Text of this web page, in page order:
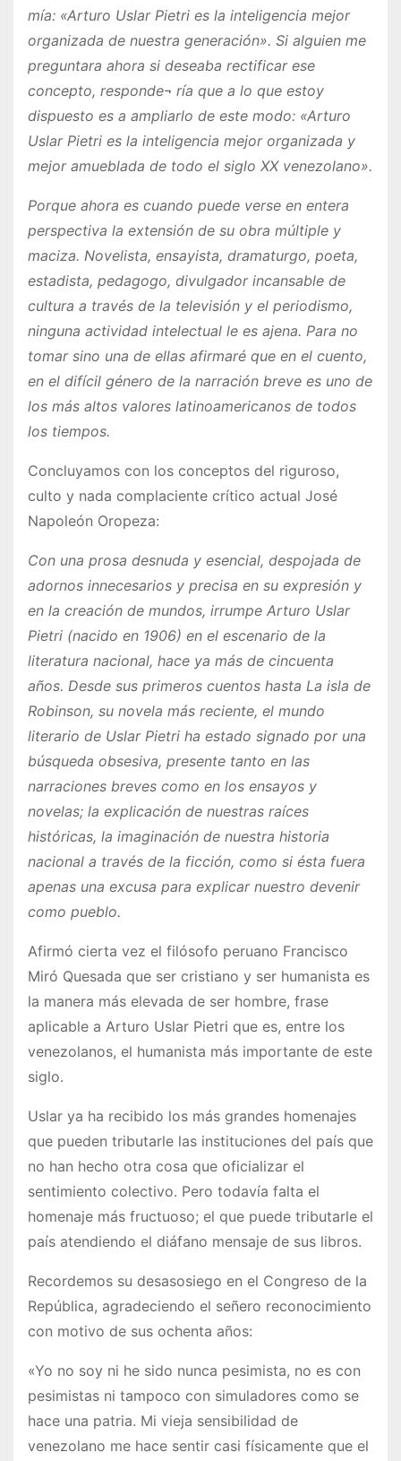
mía: «Arturo Uslar Pietri es la inteligencia mejor
organizada de nuestra generación». Si alguien me
preguntara ahora si deseaba rectificar ese
concepto, responde¬ ría que a lo que estoy
dispuesto es a ampliarlo de este modo: «Arturo
Uslar Pietri es la inteligencia mejor organizada y
mejor amueblada de todo el siglo XX venezolano».
Porque ahora es cuando puede verse en entera
perspectiva la extensión de su obra múltiple y
maciza. Novelista, ensayista, dramaturgo, poeta,
estadista, pedagogo, divulgador incansable de
cultura a través de la televisión y el periodismo,
ninguna actividad intelectual le es ajena. Para no
tomar sino una de ellas afirmaré que en el cuento,
en el difícil género de la narración breve es uno de
los más altos valores latinoamericanos de todos
los tiempos.
Concluyamos con los conceptos del riguroso,
culto y nada complaciente crítico actual José
Napoleón Oropeza:
Con una prosa desnuda y esencial, despojada de
adornos innecesarios y precisa en su expresión y
en la creación de mundos, irrumpe Arturo Uslar
Pietri (nacido en 1906) en el escenario de la
literatura nacional, hace ya más de cincuenta
años. Desde sus primeros cuentos hasta La isla de
Robinson, su novela más reciente, el mundo
literario de Uslar Pietri ha estado signado por una
búsqueda obsesiva, presente tanto en las
narraciones breves como en los ensayos y
novelas; la explicación de nuestras raíces
históricas, la imaginación de nuestra historia
nacional a través de la ficción, como si ésta fuera
apenas una excusa para explicar nuestro devenir
como pueblo.
Afirmó cierta vez el filósofo peruano Francisco
Miró Quesada que ser cristiano y ser humanista es
la manera más elevada de ser hombre, frase
aplicable a Arturo Uslar Pietri que es, entre los
venezolanos, el humanista más importante de este
siglo.
Uslar ya ha recibido los más grandes homenajes
que pueden tributarle las instituciones del país que
no han hecho otra cosa que oficializar el
sentimiento colectivo. Pero todavía falta el
homenaje más fructuoso; el que puede tributarle el
país atendiendo el diáfano mensaje de sus libros.
Recordemos su desasosiego en el Congreso de la
República, agradeciendo el señero reconocimiento
con motivo de sus ochenta años:
«Yo no soy ni he sido nunca pesimista, no es con
pesimistas ni tampoco con simuladores como se
hace una patria. Mi vieja sensibilidad de
venezolano me hace sentir casi físicamente que el